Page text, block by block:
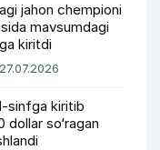
jahon chempioni
mavsumdagi
kiritdi
sinfga kiritib
dollar so‘ragan